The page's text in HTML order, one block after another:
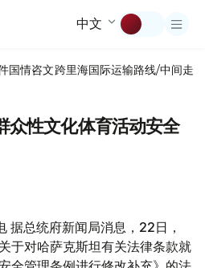
中文
国情咨文跨里海国际运输路线/中间走廊
众性文化体育活动安全
据总统府新闻局消息，22日，
于对哈萨克斯坦有关法律条款就